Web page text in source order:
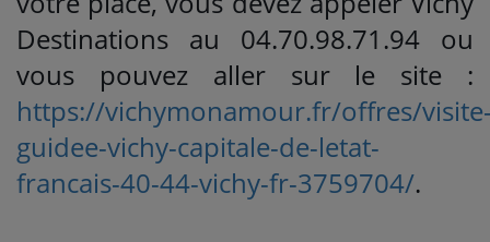
Destinations au 04.70.98.71.94 ou
vous pouvez aller sur le site :
https://vichymonamour.fr/offres/
guidee-vichy-capitale-de-letat-
francais-40-44-vichy-fr-3759704/.